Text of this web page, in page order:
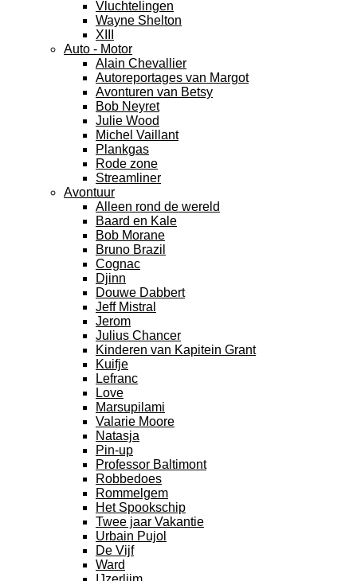
Vluchtelingen
Wayne Shelton
XIII
Auto - Motor
Alain Chevallier
Autoreportages van Margot
Avonturen van Betsy
Bob Neyret
Julie Wood
Michel Vaillant
Plankgas
Rode zone
Streamliner
Avontuur
Alleen rond de wereld
Baard en Kale
Bob Morane
Bruno Brazil
Cognac
Djinn
Douwe Dabbert
Jeff Mistral
Jerom
Julius Chancer
Kinderen van Kapitein Grant
Kuifje
Lefranc
Love
Marsupilami
Valarie Moore
Natasja
Pin-up
Professor Baltimont
Robbedoes
Rommelgem
Het Spookschip
Twee jaar Vakantie
Urbain Pujol
De Vijf
Ward